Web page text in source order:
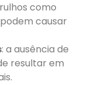
como
causar
: a ausência de
resultar em